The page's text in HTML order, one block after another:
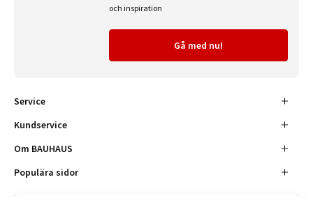
och inspiration
Gå med nu!
Service
Kundservice
Om BAUHAUS
Populära sidor